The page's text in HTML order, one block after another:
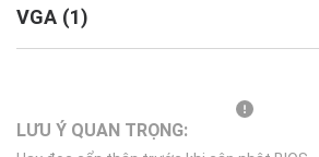
VGA (1)
LƯU Ý QUAN TRỌNG: